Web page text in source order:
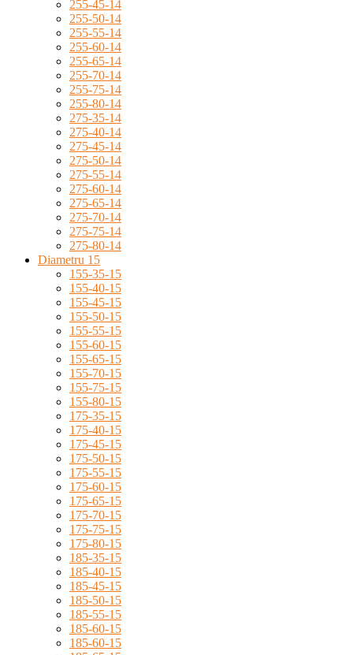
255-45-14
255-50-14
255-55-14
255-60-14
255-65-14
255-70-14
255-75-14
255-80-14
275-35-14
275-40-14
275-45-14
275-50-14
275-55-14
275-60-14
275-65-14
275-70-14
275-75-14
275-80-14
Diametru 15
155-35-15
155-40-15
155-45-15
155-50-15
155-55-15
155-60-15
155-65-15
155-70-15
155-75-15
155-80-15
175-35-15
175-40-15
175-45-15
175-50-15
175-55-15
175-60-15
175-65-15
175-70-15
175-75-15
175-80-15
185-35-15
185-40-15
185-45-15
185-50-15
185-55-15
185-60-15
185-60-15